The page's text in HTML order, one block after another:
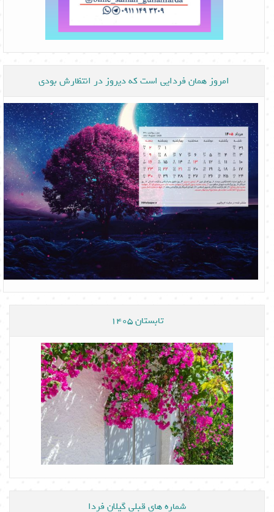
امروز همان فردایی است که دیروز در انتظارش بودی
تابستان 1405
شماره های قبلی گیلان فردا